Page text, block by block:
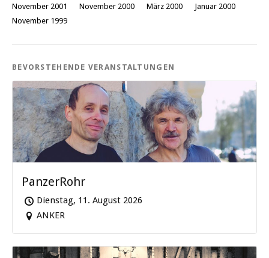
November 2001
November 2000 März 2000
Januar 2000
November 1999
BEVORSTEHENDE VERANSTALTUNGEN
PanzerRohr
Dienstag, 11. August 2026
ANKER